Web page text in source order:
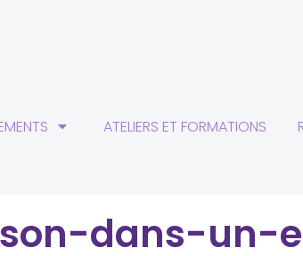
ATELIERS ET FORMATIONS
dans-un-